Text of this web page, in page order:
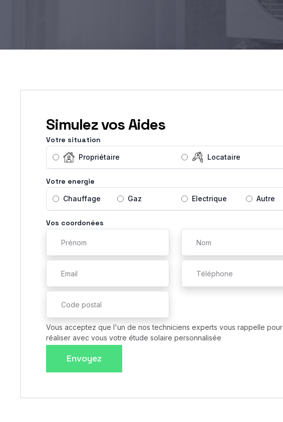
Simulez vos Aides
Votre situation
Propriétaire Locataire
Votre energie
Chauffage Gaz Electrique Autre
Vos coordonées
Vous acceptez que l'un de nos techniciens experts vous rappelle pour
réaliser avec vous votre étude solaire personnalisée
Envoyez